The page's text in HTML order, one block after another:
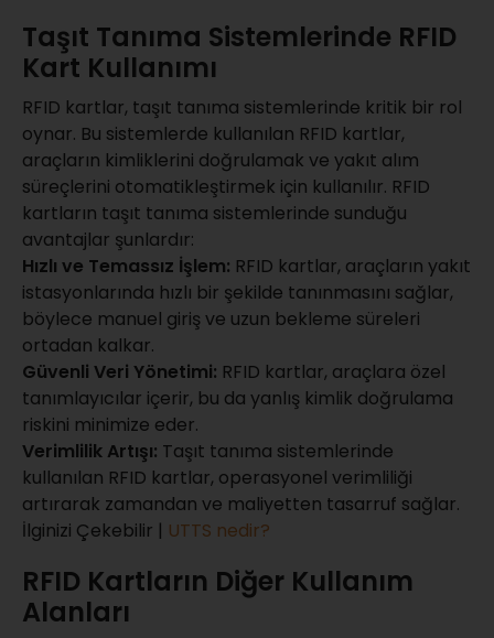
Taşıt Tanıma Sistemlerinde RFID
Kart Kullanımı
RFID kartlar, taşıt tanıma sistemlerinde kritik bir rol
oynar. Bu sistemlerde kullanılan RFID kartlar,
araçların kimliklerini doğrulamak ve yakıt alım
süreçlerini otomatikleştirmek için kullanılır. RFID
kartların taşıt tanıma sistemlerinde sunduğu
avantajlar şunlardır:
Hızlı ve Temassız İşlem: RFID kartlar, araçların yakıt
istasyonlarında hızlı bir şekilde tanınmasını sağlar,
böylece manuel giriş ve uzun bekleme süreleri
ortadan kalkar.
Güvenli Veri Yönetimi: RFID kartlar, araçlara özel
tanımlayıcılar içerir, bu da yanlış kimlik doğrulama
riskini minimize eder.
Verimlilik Artışı: Taşıt tanıma sistemlerinde
kullanılan RFID kartlar, operasyonel verimliliği
artırarak zamandan ve maliyetten tasarruf sağlar.
İlginizi Çekebilir | UTTS nedir?
RFID Kartların Diğer Kullanım
Alanları